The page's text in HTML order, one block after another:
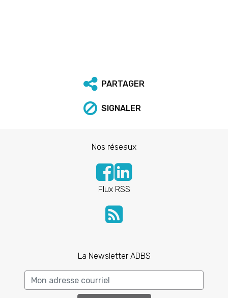
PARTAGER
SIGNALER
Nos réseaux
Flux RSS
La Newsletter ADBS